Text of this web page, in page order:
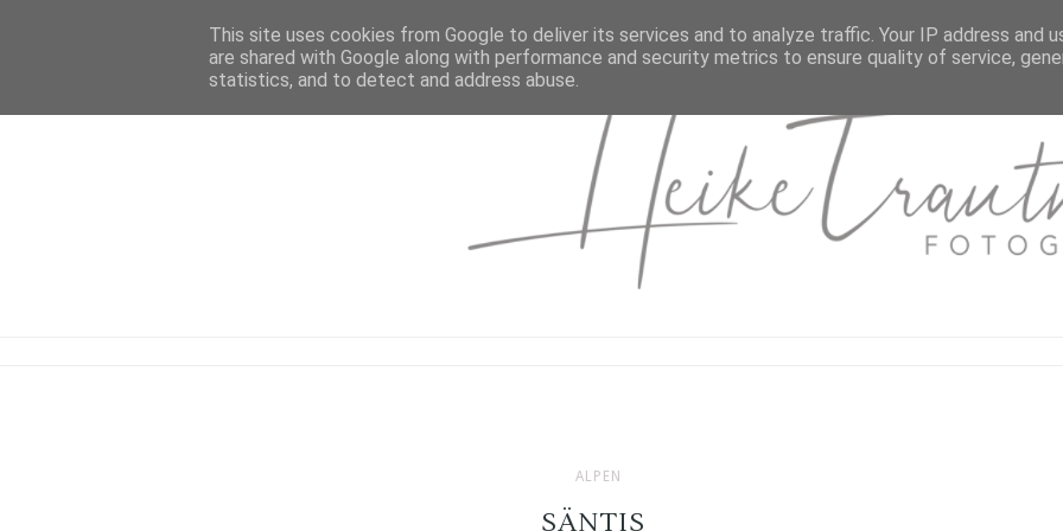
ALPEN
SÄNTIS
This site uses cookies from Google to deliver its services and to analyze traffic. Your IP address and
are shared with Google along with performance and security metrics to ensure quality of service,
statistics, and to detect and address abuse.